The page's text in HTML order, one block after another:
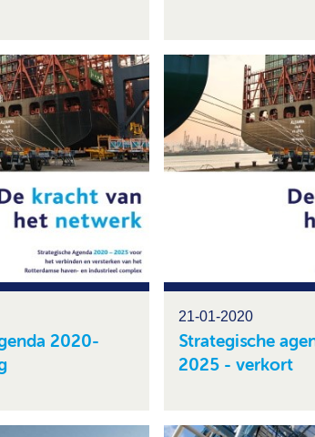
2020-
21-01-2020
Strategische
2025 - verkort